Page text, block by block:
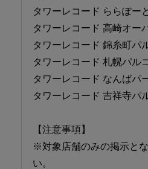
タワーレコード ららぽー
タワーレコード 高崎オー
タワーレコード 錦糸町パ
タワーレコード 札幌パル
タワーレコード なんばパ
タワーレコード 吉祥寺パ
【注意事項】
※対象店舗のみの掲示と
い。